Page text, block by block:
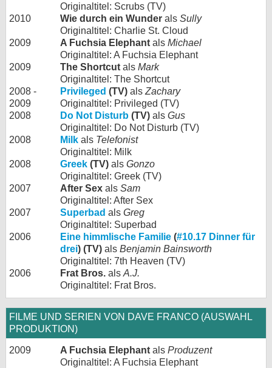
Originaltitel: Scrubs (TV)
2010
Wie durch ein Wunder als Sully
Originaltitel: Charlie St. Cloud
2009
A Fuchsia Elephant als Michael
Originaltitel: A Fuchsia Elephant
2009
The Shortcut als Mark
Originaltitel: The Shortcut
2008 -
2009
Privileged (TV) als Zachary
Originaltitel: Privileged (TV)
2008
Do Not Disturb (TV) als Gus
Originaltitel: Do Not Disturb (TV)
2008
Milk als Telefonist
Originaltitel: Milk
2008
Greek (TV) als Gonzo
Originaltitel: Greek (TV)
2007
After Sex als Sam
Originaltitel: After Sex
2007
Superbad als Greg
Originaltitel: Superbad
2006
Eine himmlische Familie (#10.17 Dinner für
drei) (TV) als Benjamin Bainsworth
Originaltitel: 7th Heaven (TV)
2006
Frat Bros. als A.J.
Originaltitel: Frat Bros.
FILME UND SERIEN VON DAVE FRANCO (AUSWAHL
PRODUKTION)
2009 A Fuchsia Elephant als Produzent
Originaltitel: A Fuchsia Elephant